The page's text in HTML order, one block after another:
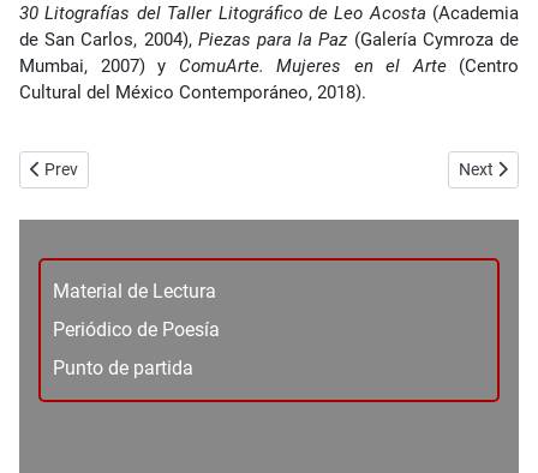
Material de Lectura
Periódico de Poesía
Punto de partida
30 Litografías del Taller Litográfico de Leo Acosta (Academia
de San Carlos, 2004), Piezas para la Paz (Galería Cymroza de
Mumbai, 2007) y ComuArte. Mujeres en el Arte(Centro
Cultural del México Contemporáneo, 2018).
Previous article: No. 76 - Poesía - Cachimba - Carlos Sánchez Emir
Prev Next
Next